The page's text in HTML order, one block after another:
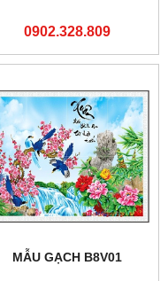
0902.328.809
MẪU GẠCH B8V01